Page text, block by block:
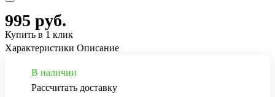
995 руб.
Купить в 1 клик
Характеристики Описание
В наличии
Рассчитать доставку